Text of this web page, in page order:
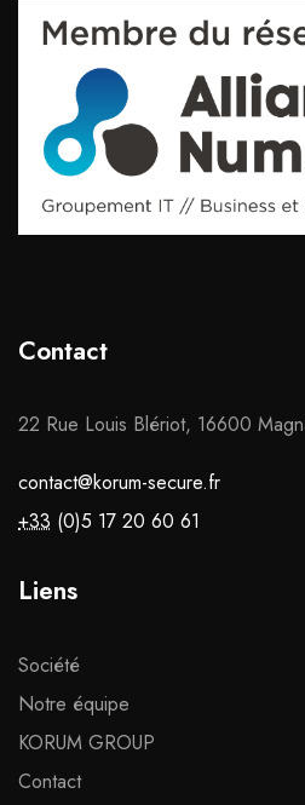
Contact
22 Rue Louis Blériot, 16600
contact@korum-secure.fr
+33 (0)5 17 20 60 61
Liens
Société
Notre équipe
KORUM GROUP
Contact